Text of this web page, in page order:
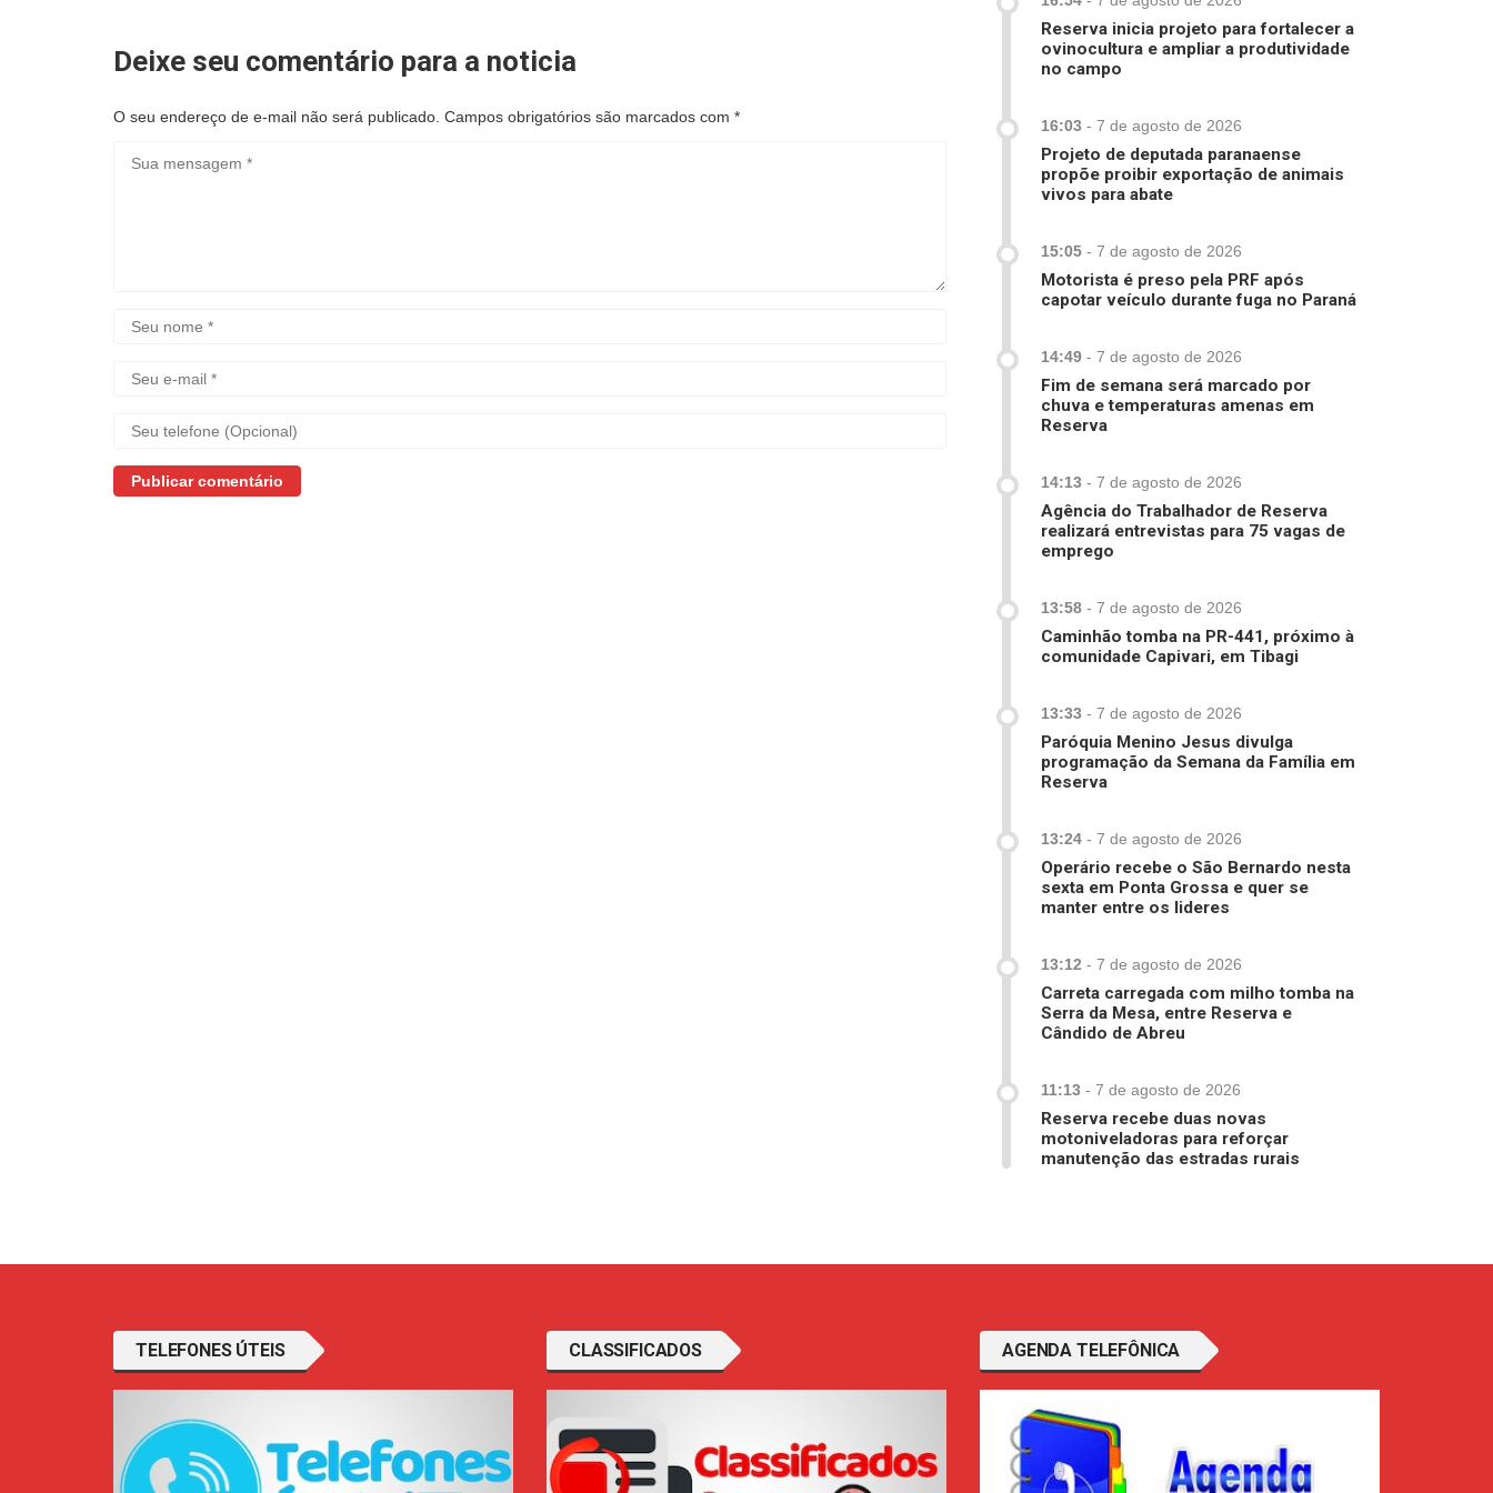
Deixe seu comentário para a noticia
O seu endereço de e-mail não será publicado. Campos obrigatórios são marcados com *
Reserva inicia projeto para fortalecer a
ovinocultura e ampliar a produtividade
no campo
16:03 - 7 de agosto de 2026
Projeto de deputada paranaense
propõe proibir exportação de animais
vivos para abate
15:05 - 7 de agosto de 2026
Motorista é preso pela PRF após
capotar veículo durante fuga no Paraná
14:49 - 7 de agosto de 2026
Fim de semana será marcado por
chuva e temperaturas amenas em
Reserva
14:13 - 7 de agosto de 2026
Agência do Trabalhador de Reserva
realizará entrevistas para 75 vagas de
emprego
13:58 - 7 de agosto de 2026
Caminhão tomba na PR-441, próximo à
comunidade Capivari, em Tibagi
13:33 - 7 de agosto de 2026
Paróquia Menino Jesus divulga
programação da Semana da Família em
Reserva
13:24 - 7 de agosto de 2026
Operário recebe o São Bernardo nesta
sexta em Ponta Grossa e quer se
manter entre os lideres
13:12 - 7 de agosto de 2026
Carreta carregada com milho tomba na
Serra da Mesa, entre Reserva e
Cândido de Abreu
11:13 - 7 de agosto de 2026
Reserva recebe duas novas
motoniveladoras para reforçar
manutenção das estradas rurais
TELEFONES ÚTEIS CLASSIFICADOS AGENDA TELEFÔNICA